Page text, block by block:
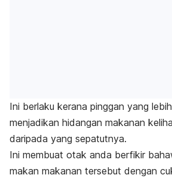
Ini berlaku kerana pinggan yang
menjadikan hidangan makanan
daripada yang sepatutnya.
Ini membuat otak anda berfikir
makan makanan tersebut dengan